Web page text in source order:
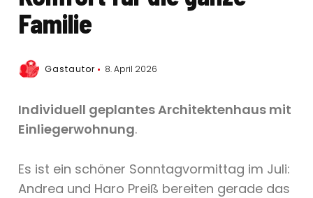
Familie
Gastautor 8. April 2026
Individuell geplantes Architektenhaus mit
Einliegerwohnung.
Es ist ein schöner Sonntagvormittag im Juli:
Andrea und Haro Preiß bereiten gerade das